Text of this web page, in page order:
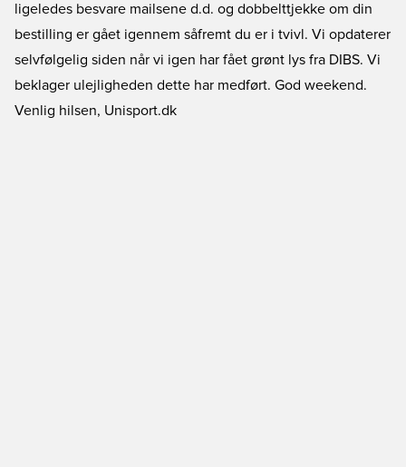
ligeledes besvare mailsene d.d. og dobbelttjekke om din
bestilling er gået igennem såfremt du er i tvivl. Vi opdaterer
selvfølgelig siden når vi igen har fået grønt lys fra DIBS. Vi
beklager ulejligheden dette har medført. God weekend.
Venlig hilsen, Unisport.dk